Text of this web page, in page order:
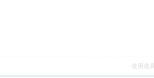
使用道具